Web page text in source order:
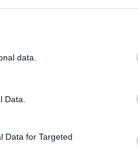
data.
Data.
Data for Targeted
strategii wychodzi
to 22 godziny przy
ona bowiem
oraz wejściówki na TFT
Niemniej w takiej
sama trzydniowa